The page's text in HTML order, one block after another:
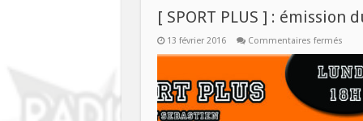
[ SPORT PLUS ] : émission
13 février 2016 Commentaires ferméssur
PLUS
]
:
du